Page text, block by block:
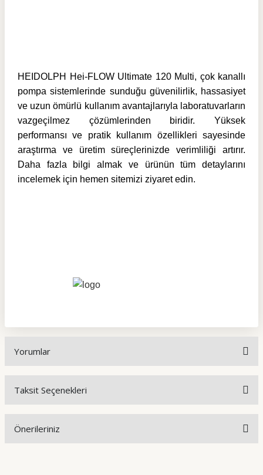
HEIDOLPH Hei-FLOW Ultimate 120 Multi, çok kanallı
pompa sistemlerinde sunduğu güvenilirlik, hassasiyet
ve uzun ömürlü kullanım avantajlarıyla laboratuvarların
vazgeçilmez çözümlerinden biridir. Yüksek
performansı ve pratik kullanım özellikleri sayesinde
araştırma ve üretim süreçlerinizde verimliliği artırır.
Daha fazla bilgi almak ve ürünün tüm detaylarını
incelemek için hemen sitemizi ziyaret edin.
Yorumlar
Taksit Seçenekleri
Önerileriniz